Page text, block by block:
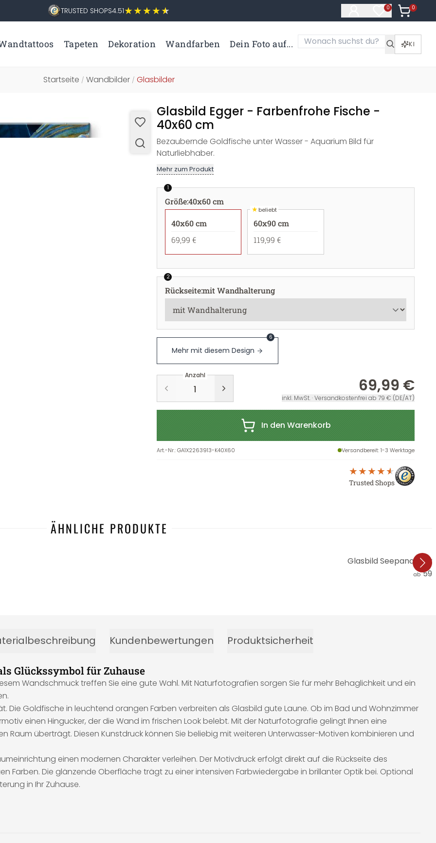
TRUSTED SHOPS4.51 0
Artikel im
0
Artikel
Tapeten Dekoration Wandfarben Dein Foto auf... KI
Startseite / Wandbilder / Glasbilder
Glasbild Egger - Farbenfrohe Fische -
40x60 cm
Bezaubernde Goldfische unter Wasser - Aquarium Bild für
Naturliebhaber.
Mehr zum Produkt
1
Größe:40x60 cm
40x60 cm
69,99 €
★beliebt
60x90 cm
119,99 €
2
Rückseite:mit Wandhalterung
Mehr mit diesem Design
6
Anzahl
69,99 €
inkl. MwSt. · Versandkostenfrei ab 79 € (DE/AT)
In den Warenkorb
Art.-Nr.:GA1X2263913-K40X60 Versandbereit: 1-3 Werktage
Trusted Shops
ÄHNLICHE PRODUKTE
Glasbild
ab
Kundenbewertungen Produktsicherheit
Glückssymbol für Zuhause
Wandschmuck treffen Sie eine gute Wahl. Mit Naturfotografien sorgen Sie für mehr Behaglichkeit und ein
Die Goldfische in leuchtend orangen Farben verbreiten als Glasbild gute Laune. Ob im Bad und Wohnzimmer
einen Hingucker, der die Wand im frischen Look belebt. Mit der Naturfotografie gelingt Ihnen eine
überträgt. Diesen Kunstdruck können Sie beliebig mit weiteren Unterwasser-Motiven kombinieren und
einen modernen Charakter verleihen. Der Motivdruck erfolgt direkt auf die Rückseite des
Farben. Die glänzende Oberfläche trägt zu einer intensiven Farbwiedergabe in brillanter Optik bei. Optional
in Ihr Zuhause.